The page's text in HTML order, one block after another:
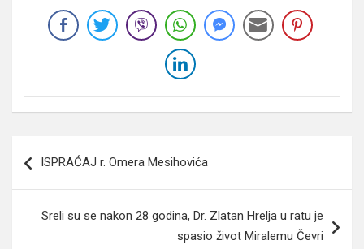
članaka
ISPRAĆAJ r. Omera Mesihovića
Sreli su se nakon 28 godina, Dr. Zlatan Hrelja u ratu je
spasio život Miralemu Čevri